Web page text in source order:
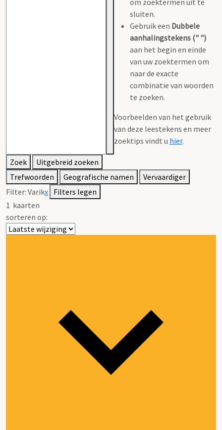
sluiten.
Gebruik een Dubbele
aanhalingstekens (" ")
aan het begin en einde
van uw zoektermen om
naar de exacte
combinatie van woorden
te zoeken.
Voorbeelden van het gebruik
van deze leestekens en meer
zoektips vindt u hier.
Zoek
Uitgebreid zoeken
Trefwoorden
Geografische namen
Vervaardiger
Filter: Varikx Filters legen
1 kaarten
sorteren op: